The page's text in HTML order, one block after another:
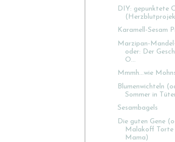
DIY: gepunktete
Karamell-Sesam
Marzipan-
oder: Der
O...
Mmmh...wie
Blumenwichteln
Sommer in
Sesambagels
Die guten Gene
Malakoff Torte
Mama)